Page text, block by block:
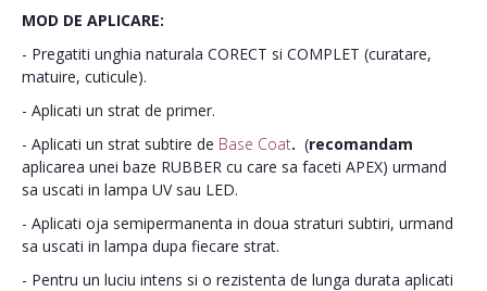
MOD DE APLICARE:
- Pregatiti unghia naturala CORECT si COMPLET (curatare,
matuire, cuticule).
- Aplicati un strat de primer.
- Aplicati un strat subtire de Base Coat. (recomandam
aplicarea unei baze RUBBER cu care sa faceti APEX) urmand
sa uscati in lampa UV sau LED.
- Aplicati oja semipermanenta in doua straturi subtiri, urmand
sa uscati in lampa dupa fiecare strat.
- Pentru un luciu intens si o rezistenta de lunga durata aplicati